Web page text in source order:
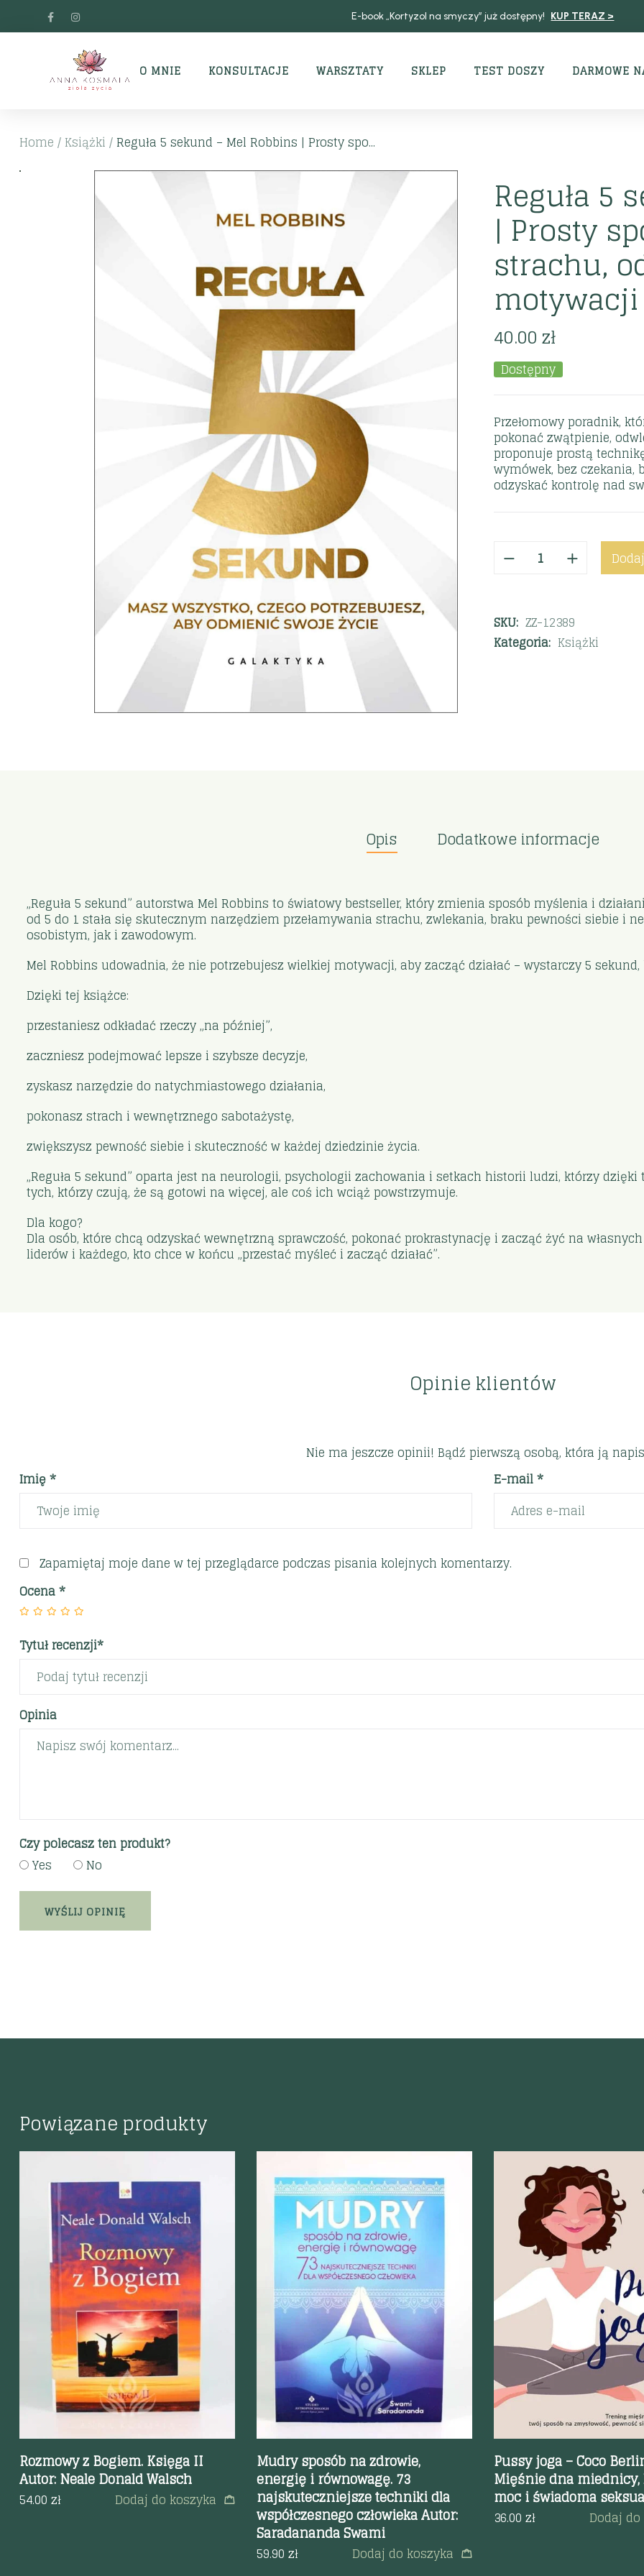
E-book „Kortyzol na smyczy” już dostępny! KUP TERAZ >
O MNIE KONSULTACJE WARSZTATY SKLEP TEST DOSZY DARMOWE
Home / Książki / Reguła 5 sekund – Mel Robbins | Prosty spo...
Reguła 5
| Prosty
strachu,
motywacji
40.00zł
Dostępny
Przełomowy poradnik,
pokonać zwątpienie,
proponuje prostą
wymówek, bez
odzyskać kontrolę nad
SKU: ZZ-12389
Kategoria: Książki
Opis Dodatkowe informacje
„Reguła 5 sekund” autorstwa Mel Robbins to światowy bestseller, który zmienia sposób myślenia i
od 5 do 1 stała się skutecznym narzędziem przełamywania strachu, zwlekania, braku pewności siebie i
osobistym, jak i zawodowym.
Mel Robbins udowadnia, że nie potrzebujesz wielkiej motywacji, aby zacząć działać – wystarczy 5
Dzięki tej książce:
przestaniesz odkładać rzeczy „na później”,
zaczniesz podejmować lepsze i szybsze decyzje,
zyskasz narzędzie do natychmiastowego działania,
pokonasz strach i wewnętrznego sabotażystę,
zwiększysz pewność siebie i skuteczność w każdej dziedzinie życia.
„Reguła 5 sekund” oparta jest na neurologii, psychologii zachowania i setkach historii ludzi, którzy
tych, którzy czują, że są gotowi na więcej, ale coś ich wciąż powstrzymuje.
Dla kogo?
Dla osób, które chcą odzyskać wewnętrzną sprawczość, pokonać prokrastynację i zacząć żyć na
liderów i każdego, kto chce w końcu „przestać myśleć i zacząć działać”.
Opinie klientów
Nie ma jeszcze opinii! Bądź pierwszą osobą, która ją
Imię *
E-mail *
Zapamiętaj moje dane w tej przeglądarce podczas pisania kolejnych komentarzy.
Ocena*
Tytuł recenzji*
Opinia
Czy polecasz ten produkt?
Yes
No
Powiązane produkty
Szybki podgląd
Rozmowy z Bogiem. Księga II
Autor: Neale Donald Walsch
54.00 zł Dodaj do koszyka
Szybki podgląd
Mudry sposób na zdrowie,
energię i równowagę. 73
najskuteczniejsze techniki dla
współczesnego człowieka Autor:
Saradananda Swami
59.90 zł Dodaj do koszyka
Szybki podgląd
Pussy joga – Coco
Mięśnie dna miednicy,
moc i świadoma
36.00 zł Dodaj